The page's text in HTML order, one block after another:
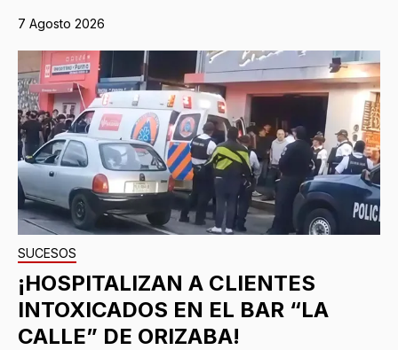
7 Agosto 2026
SUCESOS
¡HOSPITALIZAN A CLIENTES
INTOXICADOS EN EL BAR “LA
CALLE” DE ORIZABA!